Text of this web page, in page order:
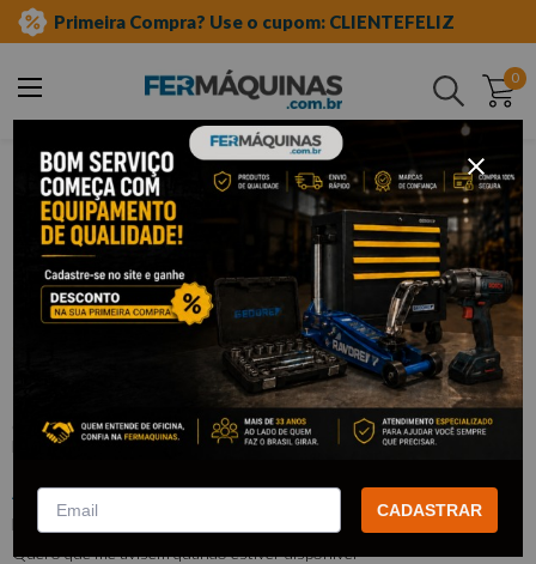
Primeira Compra? Use o cupom: CLIENTEFELIZ
0
Buscar
ferramentas manuais chave fixa
Chave Fixa 8 x 9 mm – Robust
:12B8X9
ROBUST
Este produto não está disponível no momento
Quero que me avisem quando estiver disponível
CADASTRAR